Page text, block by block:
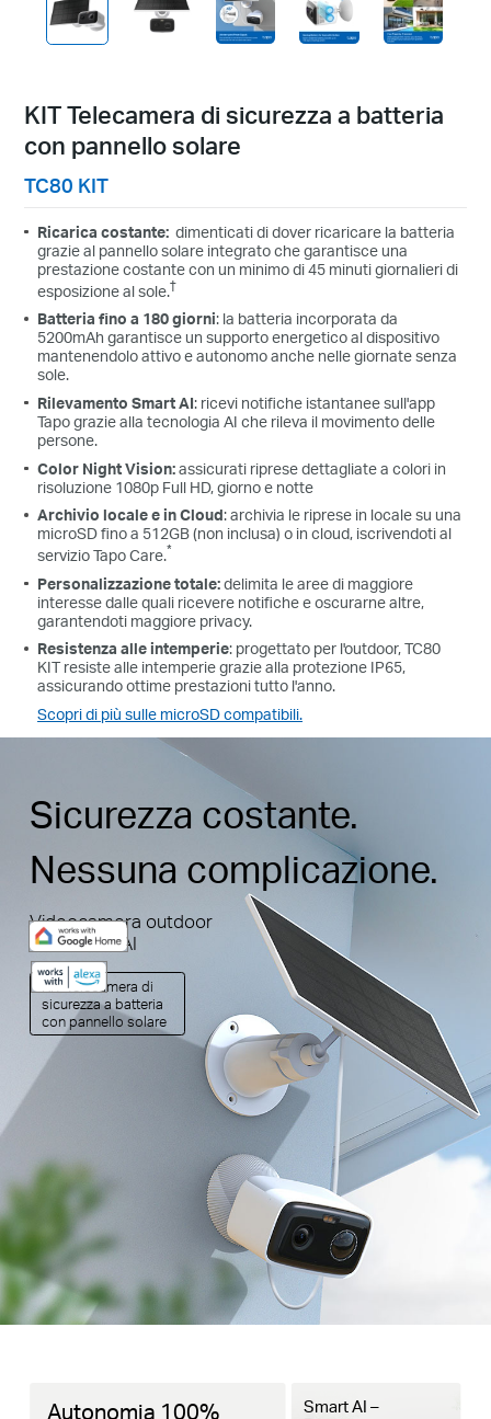
KIT Telecamera di sicurezza a batteria
con pannello solare
TC80 KIT
Ricarica costante: dimenticati di dover ricaricare la batteria
grazie al pannello solare integrato che garantisce una
prestazione costante con un minimo di 45 minuti giornalieri di
esposizione al sole.†
Batteria fino a 180 giorni: la batteria incorporata da
5200mAh garantisce un supporto energetico al dispositivo
mantenendolo attivo e autonomo anche nelle giornate senza
sole.
Rilevamento Smart AI: ricevi notifiche istantanee sull'app
Tapo grazie alla tecnologia AI che rileva il movimento delle
persone.
Color Night Vision:assicurati riprese dettagliate a colori in
risoluzione 1080p Full HD, giorno e notte
Archivio locale e in Cloud: archivia le riprese in locale su una
microSD fino a 512GB (non inclusa) o in cloud, iscrivendoti al
servizio Tapo Care.*
Personalizzazione totale:delimita le aree di maggiore
interesse dalle quali ricevere notifiche e oscurarne altre,
garantendoti maggiore privacy.
Resistenza alle intemperie: progettato per l'outdoor, TC80
KIT resiste alle intemperie grazie alla protezione IP65,
assicurando ottime prestazioni tutto l'anno.
Scopri di più sulle microSD compatibili.
Sicurezza costante.
Nessuna complicazione.
Videocamera outdoor
con Smart AI
KIT Telecamera di
sicurezza a batteria
con pannello solare
Autonomia 100%
Smart AI –